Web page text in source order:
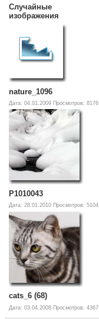
Случайные
изображения
nature_1096
Дата: 04.01.2009 Просмотров: 8176
P1010043
Дата: 28.01.2010 Просмотров: 5104
cats_6 (68)
Дата: 03.04.2008 Просмотров: 4367